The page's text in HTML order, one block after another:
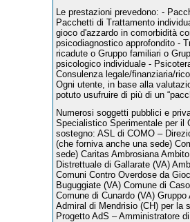
Le prestazioni prevedono: -
Pacchetti di Trattamento
gioco d'azzardo in comorbidità
psicodiagnostico approfondito -
ricadute o Gruppo familiari o
psicologico individuale -
Consulenza legale/finanziaria/
Ogni utente, in base alla
potuto usufruire di più di un
Numerosi soggetti pubblici e
Specialistico Sperimentale per il
sostegno: ASL di COMO –
(che forniva anche una sede)
sede) Caritas Ambrosiana
Distrettuale di Gallarate (VA)
Comuni Contro Overdose da
Buguggiate (VA) Comune di
Comune di Cunardo (VA)
Admiral di Mendrisio (CH) per la
Progetto AdS – Amministratore